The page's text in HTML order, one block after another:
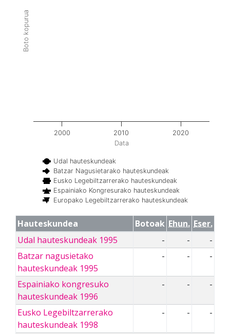
Data
Boto kopurua
Udal hauteskundeak
Batzar Nagusietarako hauteskundeak
Eusko Legebiltzarrerako hauteskundeak
Espainiako Kongresurako hauteskundeak
Europako Legebiltzarrerako hauteskundeak
2000 2010 2020
Hauteskundea Botoak Ehun. Eser.
Udal hauteskundeak 1995
- -
-
Batzar nagusietako
hauteskundeak 1995
- - -
Espainiako kongresuko
hauteskundeak 1996
- - -
Eusko Legebiltzarrerako
hauteskundeak 1998
- - -